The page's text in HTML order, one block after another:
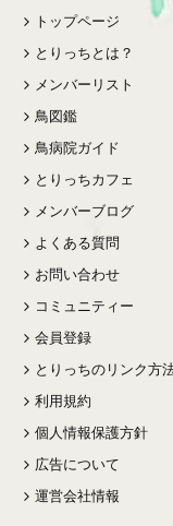
トップページ
とりっちとは？
メンバーリスト
鳥図鑑
鳥病院ガイド
とりっちカフェ
メンバーブログ
よくある質問
お問い合わせ
コミュニティー
会員登録
とりっちのリンク方
利用規約
個人情報保護方針
広告について
運営会社情報